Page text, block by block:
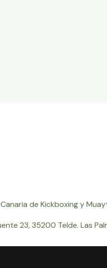
de Kickboxing y
23, 35200 Telde. Las